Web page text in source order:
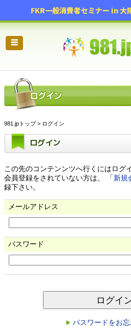
FKR一般消費者セミナー in 大
☰
981.jpトップ> ログイン
ログイン
この先のコンテンンツへ行くにはログ
会員登録をされていない方は、 「新規
録下さい。
メールアドレス
パスワード
ログイ
パスワードをお